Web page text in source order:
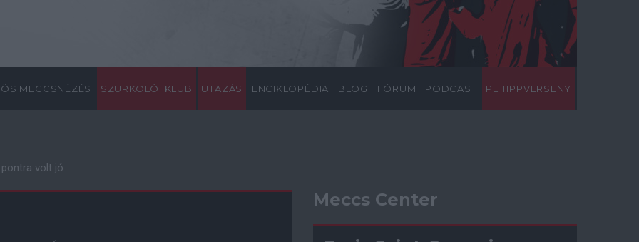
MECCSNÉZÉS SZURKOLÓI KLUB UTAZÁS ENCIKLOPÉDIA BLOG FÓRUM PODCAST PL TIPPVERSENY
volt jó
Meccs Center